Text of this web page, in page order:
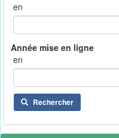
en
en
Rechercher